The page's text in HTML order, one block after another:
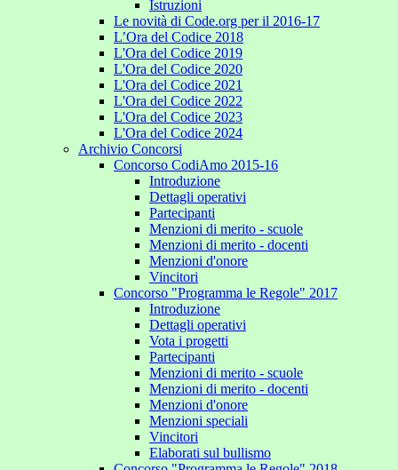
Istruzioni
Le novità di Code.org per il 2016-17
L’Ora del Codice 2018
L'Ora del Codice 2019
L'Ora del Codice 2020
L'Ora del Codice 2021
L'Ora del Codice 2022
L'Ora del Codice 2023
L'Ora del Codice 2024
Archivio Concorsi
Concorso CodiAmo 2015-16
Introduzione
Dettagli operativi
Partecipanti
Menzioni di merito - scuole
Menzioni di merito - docenti
Menzioni d'onore
Vincitori
Concorso "Programma le Regole" 2017
Introduzione
Dettagli operativi
Vota i progetti
Partecipanti
Menzioni di merito - scuole
Menzioni di merito - docenti
Menzioni d'onore
Menzioni speciali
Vincitori
Elaborati sul bullismo